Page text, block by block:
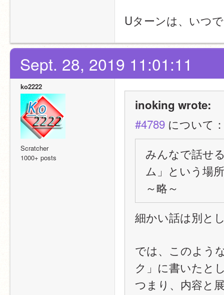
Uターンは、いつ
Sept. 28, 2019 11:01:11
ko2222
Scratcher
1000+ posts
inoking wrote:
#4789 について
みんなで話せ
ム」という場
～略～
細かい話は別と
では、このよう
ク」に書いたと
つまり、内容と